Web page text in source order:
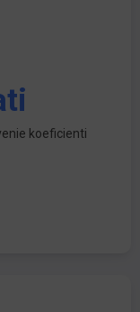
koeficienti